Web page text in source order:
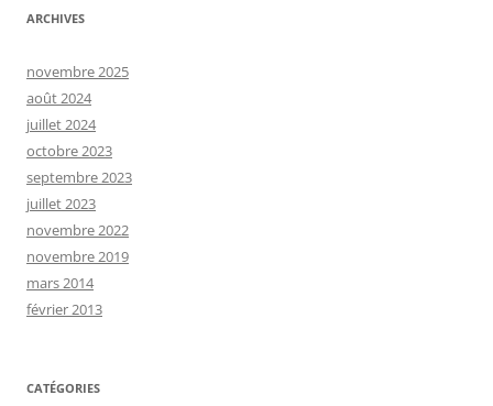
ARCHIVES
novembre 2025
août 2024
juillet 2024
octobre 2023
septembre 2023
juillet 2023
novembre 2022
novembre 2019
mars 2014
février 2013
CATÉGORIES